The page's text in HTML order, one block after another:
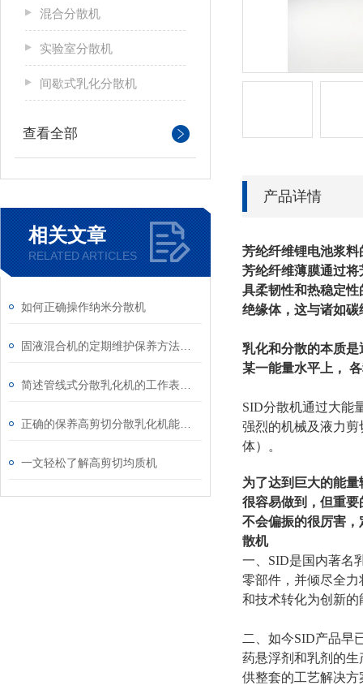
混合分散机
实验室分散机
间歇式乳化分散机
查看全部
相关文章
RELATED ARTICLES
如何正确操作纳米分散机
一文轻松了解高剪切均质机
产品详情
芳纶纤维锂电池浆料
芳纶纤维薄膜通过
具柔韧性和热稳定
绝缘体，这与诸如
乳化和分散的本质
某一能量水平上，
SID分散机通过大能
强烈的机械及液力
体）。
为了达到巨大的能
很容易做到，但重
不会偏振的很厉害
散机
一、SID是国内著名
零部件，并倾尽全
和技术转化为创新的
二、如今SID产品早
药悬浮剂和乳剂的
供整套的工艺解决方